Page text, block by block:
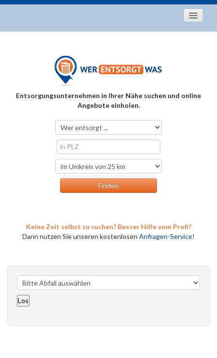
Entsorgungstipps
Über uns
Entsorgungsunternehmen in Ihrer Nähe suchen und online
Angebote einholen.
Keine Zeit selbst zu suchen? Besser Hilfe vom Profi?
Dann nutzen Sie unseren kostenlosen Anfragen-Service!